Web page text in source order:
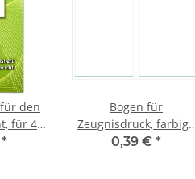
den
für 4
*
Bogen für
Zeugnisdruck, farbige
Leitmarke oben rechts,
0,39 € *